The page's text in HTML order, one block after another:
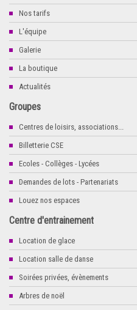
Nos tarifs
L'équipe
Galerie
La boutique
Actualités
Groupes
Centres de loisirs, associations...
Billetterie CSE
Ecoles - Collèges - Lycées
Demandes de lots - Partenariats
Louez nos espaces
Centre d'entrainement
Location de glace
Location salle de danse
Soirées privées, évènements
Arbres de noël